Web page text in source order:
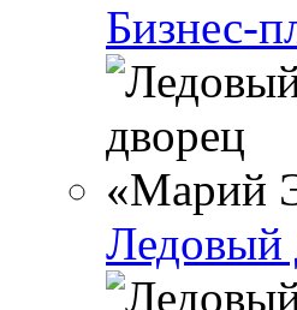
Бизнес-
Ледовый